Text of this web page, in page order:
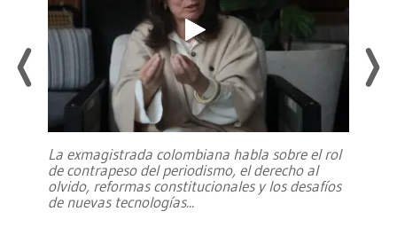
La exmagistrada colombiana habla sobre el rol
de contrapeso del periodismo, el derecho al
olvido, reformas constitucionales y los desafíos
de nuevas tecnologías...